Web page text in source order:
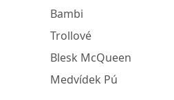
Bambi
Trollové
Blesk McQueen
Medvídek Pú